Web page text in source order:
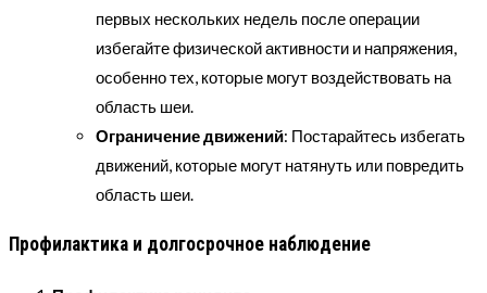
первых нескольких недель после операции
избегайте физической активности и напряжения,
особенно тех, которые могут воздействовать на
область шеи.
Ограничение движений: Постарайтесь избегать
движений, которые могут натянуть или повредить
область шеи.
Профилактика и долгосрочное наблюдение